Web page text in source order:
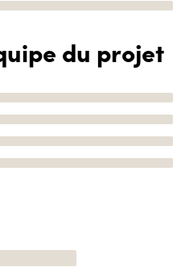
du projet